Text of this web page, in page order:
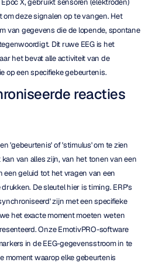
X, gebruikt sensoren (elektroden)
deze signalen op te vangen. Het
van gegevens die de lopende, spontane
Dit ruwe EEG is het
het bevat alle activiteit van de
op een specifieke gebeurtenis.
reacties
'gebeurtenis' of 'stimulus' om te zien
van alles zijn, van het tonen van een
geluid tot het vragen van een
De sleutel hier is timing. ERP's
zijn met een specifieke
het exacte moment moeten weten
Onze EmotivPRO-software
in de EEG-gegevensstroom in te
moment waarop elke gebeurtenis